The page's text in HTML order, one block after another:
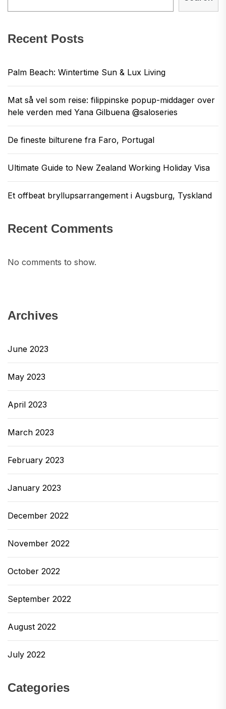
Recent Posts
Palm Beach: Wintertime Sun & Lux Living
Mat så vel som reise: filippinske popup-middager over
hele verden med Yana Gilbuena @saloseries
De fineste bilturene fra Faro, Portugal
Ultimate Guide to New Zealand Working Holiday Visa
Et offbeat bryllupsarrangement i Augsburg, Tyskland
Recent Comments
No comments to show.
Archives
June 2023
May 2023
April 2023
March 2023
February 2023
January 2023
December 2022
November 2022
October 2022
September 2022
August 2022
July 2022
Categories